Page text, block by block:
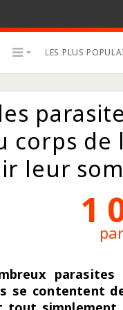
LES PLUS
corps
leur
1
se contentent